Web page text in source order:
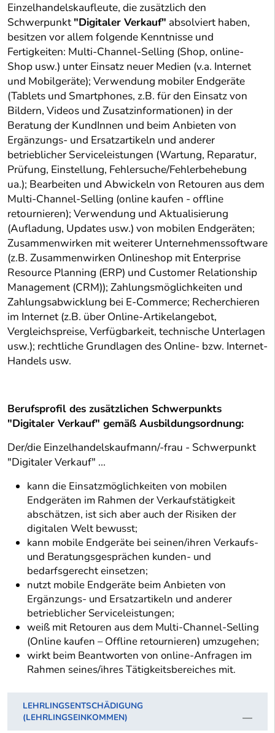
Einzelhandelskaufleute, die zusätzlich den
Schwerpunkt"Digitaler Verkauf" absolviert haben,
besitzen vor allem folgende Kenntnisse und
Fertigkeiten: Multi-Channel-Selling (Shop, online-
Shop usw.) unter Einsatz neuer Medien (v.a. Internet
und Mobilgeräte); Verwendung mobiler Endgeräte
(Tablets und Smartphones, z.B. für den Einsatz von
Bildern, Videos und Zusatzinformationen) in der
Beratung der KundInnen und beim Anbieten von
Ergänzungs- und Ersatzartikeln und anderer
betrieblicher Serviceleistungen (Wartung, Reparatur,
Prüfung, Einstellung, Fehlersuche/Fehlerbehebung
ua.); Bearbeiten und Abwickeln von Retouren aus dem
Multi-Channel-Selling (online kaufen - offline
retournieren); Verwendung und Aktualisierung
(Aufladung, Updates usw.) von mobilen Endgeräten;
Zusammenwirken mit weiterer Unternehmenssoftware
(z.B. Zusammenwirken Onlineshop mit Enterprise
Resource Planning (ERP) und Customer Relationship
Management (CRM)); Zahlungsmöglichkeiten und
Zahlungsabwicklung bei E-Commerce; Recherchieren
im Internet (z.B. über Online-Artikelangebot,
Vergleichspreise, Verfügbarkeit, technische Unterlagen
usw.); rechtliche Grundlagen des Online- bzw. Internet-
Handels usw.
Berufsprofil des zusätzlichen Schwerpunkts
"Digitaler Verkauf" gemäß Ausbildungsordnung:
Der/die Einzelhandelskaufmann/-frau - Schwerpunkt
"Digitaler Verkauf" ...
kann die Einsatzmöglichkeiten von mobilen
Endgeräten im Rahmen der Verkaufstätigkeit
abschätzen, ist sich aber auch der Risiken der
digitalen Welt bewusst;
kann mobile Endgeräte bei seinen/ihren Verkaufs-
und Beratungsgesprächen kunden- und
bedarfsgerecht einsetzen;
nutzt mobile Endgeräte beim Anbieten von
Ergänzungs- und Ersatzartikeln und anderer
betrieblicher Serviceleistungen;
weiß mit Retouren aus dem Multi-Channel-Selling
(Online kaufen – Offline retournieren) umzugehen;
wirkt beim Beantworten von online-Anfragen im
Rahmen seines/ihres Tätigkeitsbereiches mit.
LEHRLINGSENTSCHÄDIGUNG
(LEHRLINGSEINKOMMEN)